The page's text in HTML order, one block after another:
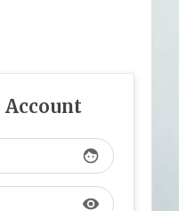
Account
face
visibility